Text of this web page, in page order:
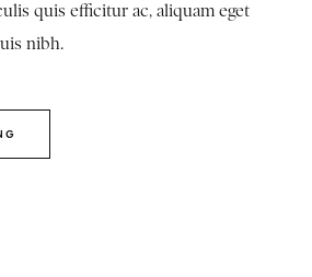
quis efficitur ac, aliquam eget
nibh.